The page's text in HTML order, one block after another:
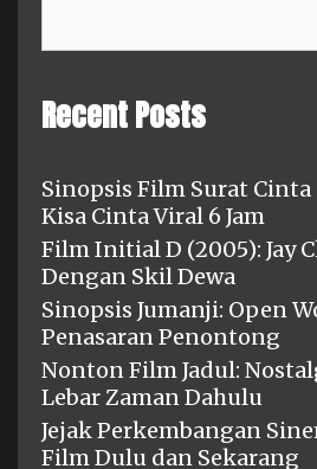
Recent Posts
Sinopsis Film Surat
Kisa Cinta Viral 6 Jam
Film Initial D (2005): Jay
Dengan Skil Dewa
Sinopsis Jumanji: Open
Penasaran Penontong
Nonton Film Jadul:
Lebar Zaman Dahulu
Jejak Perkembangan
Film Dulu dan Sekarang